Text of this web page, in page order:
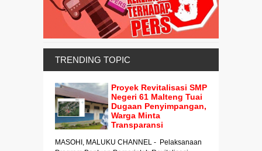
TRENDING TOPIC
Proyek Revitalisasi SMP
Negeri 61 Malteng Tuai
Dugaan Penyimpangan,
Warga Minta
Transparansi
MASOHI, MALUKU CHANNEL - Pelaksanaan